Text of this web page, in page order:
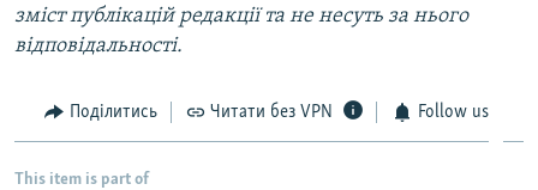
зміст публікацій редакції та не несуть за нього
відповідальності.
Поділитись Читати без VPN Follow us
This item is part of